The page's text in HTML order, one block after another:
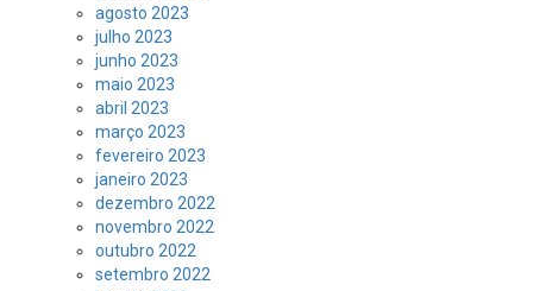
agosto 2023
julho 2023
junho 2023
maio 2023
abril 2023
março 2023
fevereiro 2023
janeiro 2023
dezembro 2022
novembro 2022
outubro 2022
setembro 2022